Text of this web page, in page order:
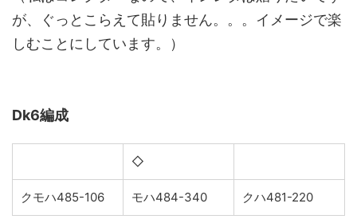
が、ぐっとこらえて貼りません。。。イメージで楽
しむことにしています。）
Dk6編成
◇
クモハ485-106 モハ484-340 クハ481-220